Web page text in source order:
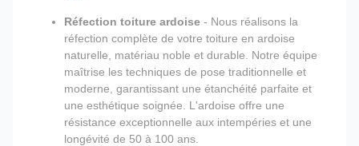
Réfection toiture ardoise - Nous réalisons la
réfection complète de votre toiture en ardoise
naturelle, matériau noble et durable. Notre équipe
maîtrise les techniques de pose traditionnelle et
moderne, garantissant une étanchéité parfaite et
une esthétique soignée. L'ardoise offre une
résistance exceptionnelle aux intempéries et une
longévité de 50 à 100 ans.